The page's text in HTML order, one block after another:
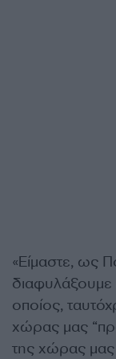
«Είμαστε, ως
διαφυλάξουμε
οποίος,
χώρας μας
της χώρας